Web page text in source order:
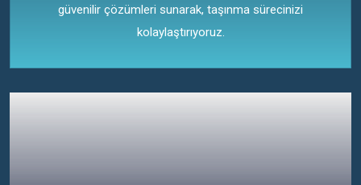
güvenilir çözümleri sunarak, taşınma sürecinizi
kolaylaştırıyoruz.